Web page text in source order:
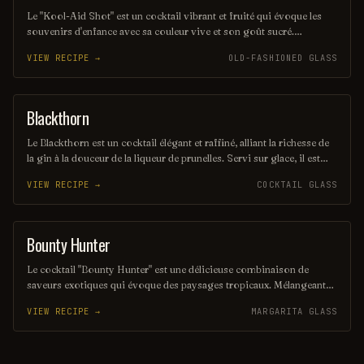
Le "Kool-Aid Shot" est un cocktail vibrant et fruité qui évoque les
souvenirs d'enfance avec sa couleur vive et son goût sucré.
Aid, ce shot rafraîchissant est parfait pour les fêtes et les soirées
entre amis. Sa simplicité et son côté ludique en font un choix
populaire pour ceux qui cherchent à s'amuser.
VIEW RECIPE → OLD-FASHIONED GLASS
ORDINARY DRINK
Blackthorn
Le Blackthorn est un cocktail élégant et raffiné, alliant la richesse de
la gin à la douceur de la liqueur de prunelles. Servi sur glace, il est
équilibre parfaitement les saveurs. Ce mélange savoureux évoque
des notes fruitées et épicées, parfait pour les amateurs de cocktails
classiques.
VIEW RECIPE → COCKTAIL GLASS
COCKTAIL
Bounty Hunter
Le cocktail "Bounty Hunter" est une délicieuse combinaison de
saveurs exotiques qui évoque des paysages tropicaux. Mélangeant
expérience rafraîchissante et envoûtante, parfaite pour les amateurs
de cocktails d'été. Sa présentation colorée et son goût unique en
VIEW RECIPE → MARGARITA GLASS